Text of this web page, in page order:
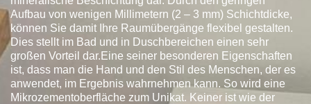
Aufbau von wenigen Millimetern (2 – 3 mm) Schichtdicke,
können Sie damit Ihre Raumübergänge flexibel gestalten.
Dies stellt im Bad und in Duschbereichen einen sehr
großen Vorteil dar.Eine seiner besonderen Eigenschaften
ist, dass man die Hand und den Stil des Menschen, der es
anwendet, im Ergebnis wahrnehmen kann. So wird eine
Mikrozementoberfläche zum Unikat. Keiner ist wie der